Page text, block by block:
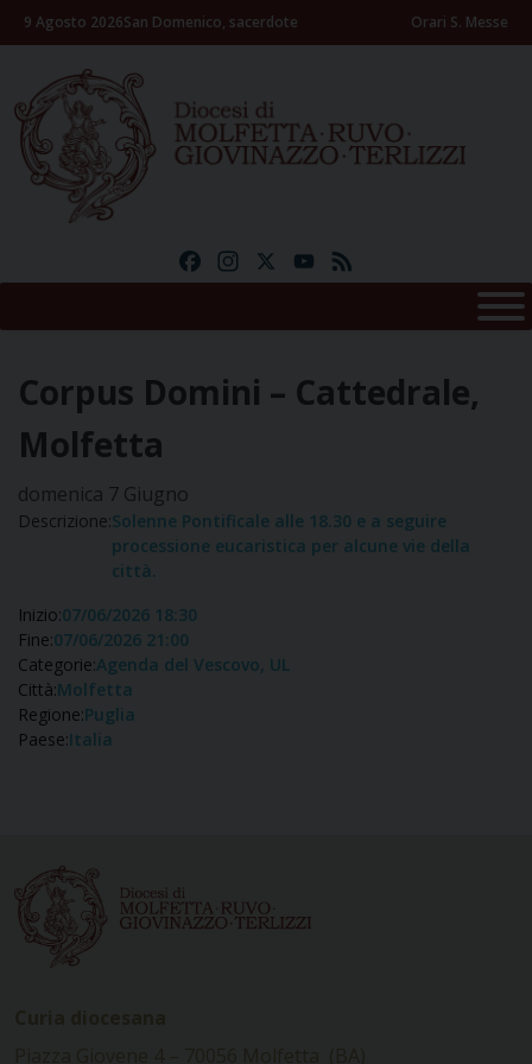
Skip9 Agosto 2026San Domenico, sacerdote Orari S. Messe
FacebookInstagramYouTube
Corpus Domini – Cattedrale,
Molfetta
domenica 7 Giugno
Descrizione:Solenne Pontificale alle 18.30 e a seguire
processione eucaristica per alcune vie della
città.
Inizio:07/06/2026 18:30
Fine:07/06/2026 21:00
Categorie:Agenda del Vescovo, UL
Città:Molfetta
Regione:Puglia
Paese:Italia